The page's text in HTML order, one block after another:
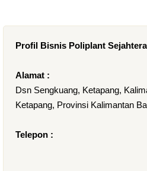
Profil Bisnis Poliplant
Alamat :
Dsn Sengkuang, Ketapang,
Ketapang, Provinsi Kalimantan
Telepon :